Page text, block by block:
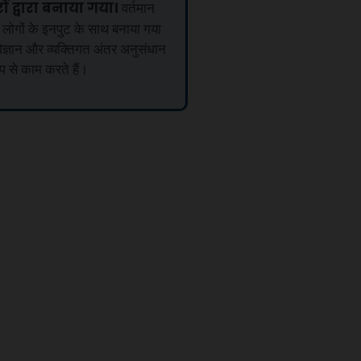
द्वारा बनाया गया। वर्तमान
लोगों के इनपुट के साथ बनाया गया
और व्यक्तिगत अंतर अनुसंधान
से काम करते हैं।